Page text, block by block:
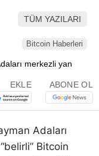
TÜM YAZILARI
Bitcoin Haberleri
EKLE ABONE OL
Adaları
Bitcoin